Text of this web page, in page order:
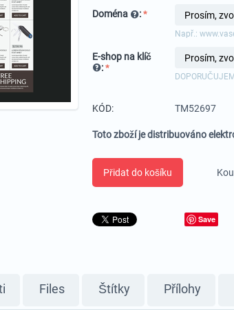
Doména :
Např.:
E-shop na klíč
:
KÓD: TM52697
Toto zboží je distribuováno
Přidat do košíku
Save
Files Štítky Přílohy